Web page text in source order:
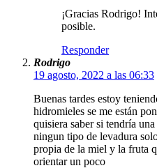
¡Gracias Rodrigo!
posible.
Responder
Rodrigo
19 agosto, 2022 a las 06:33
Buenas tardes estoy
hidromieles se me están
quisiera saber si tendría
ningun tipo de levadura
propia de la miel y la fruta
orientar un poco